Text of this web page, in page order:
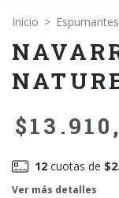
Inicio > Espumantes
12cuotas de
Ver más detalles